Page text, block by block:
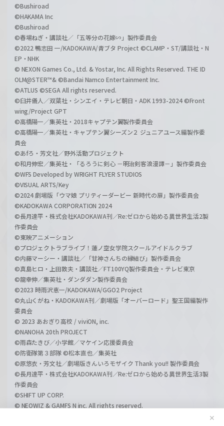
✕
©Bushiroad
©HAKAMA Inc
©Bushiroad
©春場ねぎ・講談社／「五等分の花嫁∽」製作委員会
©2022 鴨志田 一/KADOKAWA/青ブタ Project ©CLAMP・ST/講談社・N
EP・NHK
© NEXON Games Co., Ltd. & Yostar, Inc. All Rights Reserved. THE ID
OLM@STER™& ©Bandai Namco Entertainment Inc.
©ATLUS ©SEGA All rights reserved.
©臼井儀人／双葉社・シンエイ・テレビ朝日・ADK 1993-2024 ©Front
wing/Project GPT
©高橋陽一／集英社・2018キャプテン翼製作委員会
©高橋陽一／集英社・キャプテン翼シーズン２ ジュニアユース編製作委
員会
©あfろ・芳文社／野外活動プロジェクト
©和月伸宏／集英社・「るろうに剣心 －明治剣客浪漫譚－」製作委員会
©WFS Developed by WRIGHT FLYER STUDIOS
©VISUAL ARTS/Key
©2024 劇場版「ウマ娘 プリティーダービー 新時代の扉」製作委員会
©KADOKAWA CORPORATION 2024
©長月達平・株式会社KADOKAWA刊／Re:ゼロから始める異世界生活2製
作委員会
©東映アニメーション
©プロジェクトラブライブ！蓮ノ空女学院スクールアイドルクラブ
©内藤マーシー・講談社／「甘神さんちの縁結び」製作委員会
©真島ヒロ・上田敦夫・講談社／FT100YQ製作委員会・テレビ東京
©龍幸伸／集英社・ダンダダン製作委員会
©2023 時雨沢恵一/KADOKAWA/GGO2 Project
©丸山くがね・KADOKAWA刊／劇場版「オーバーロード」聖王国編製作
委員会
© 2023 あおぎり高校 / viviON, inc.
©NANOHA 20th PROJECT
©雨森たきび／小学館／マケイン応援委員会
©防衛隊第３部隊 ©松本直也／集英社
©原悠衣・芳文社／劇場版きんいろモザイク Thank you!! 製作委員会
©長月達平・株式会社KADOKAWA刊／Re:ゼロから始める異世界生活3製
作委員会
©SHIFT UP CORP.
© NEOWIZ & GAMFS N inc. All rights reserved.